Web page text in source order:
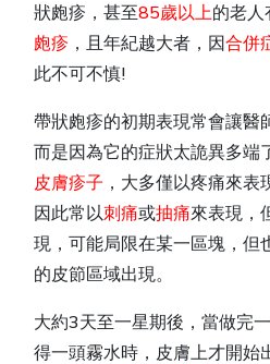
狀皰疹，甚至85歲以上的老人
皰疹 ，且年紀越大者，因合併
此不可不慎!
帶狀皰疹的初期表現常會讓醫
而是因為它的症狀太詭異多端
皮膚疹子 ，大多僅以疼痛來表
因此常以刺痛或抽痛來表現，
現，可能局限在某一區塊，但
的皮節區域出現。
大約3天至一星期後，當做完
得一頭霧水時，皮膚上才開始